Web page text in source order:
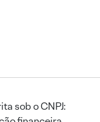
sob o CNPJ: